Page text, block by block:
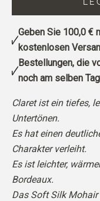
Geben Sie 100,0 €
kostenlosen
Bestellungen, die
noch am selben
Claret ist ein tiefes,
Untertönen.
Es hat einen
Charakter verleiht.
Es ist leichter,
Bordeaux.
Das Soft Silk